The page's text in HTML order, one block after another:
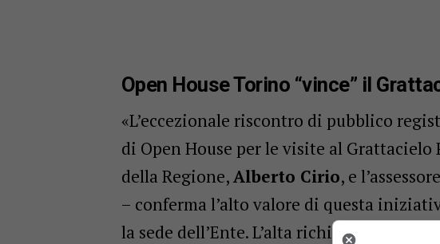
Open House Torino “vince” il
«L’eccezionale riscontro di pubblico
di Open House per le visite al
della Regione,Alberto Cirio, e
– conferma l’alto valore di questa
la sede dell’Ente. L’alta richiesta di